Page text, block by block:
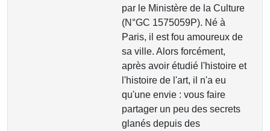
par le Ministère de la Culture
(N°GC 1575059P). Né à
Paris, il est fou amoureux de
sa ville. Alors forcément,
après avoir étudié l'histoire et
l'histoire de l'art, il n'a eu
qu'une envie : vous faire
partager un peu des secrets
glanés depuis des